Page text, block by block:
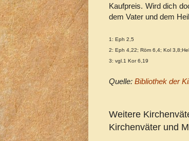
Kaufpreis. Wird dich
dem Vater und dem
1: Eph 2,5
2: Eph 4,22; Röm 6,4; Kol
3: vgl.1 Kor 6,19
Quelle: Bibliothek der
Weitere
Kirchenväter und